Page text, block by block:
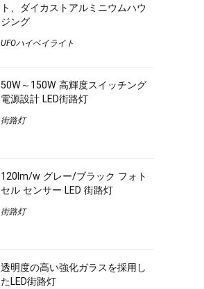
ト、ダイカストアルミニウムハウ
ジング
UFOハイベイライト
50W～150W 高輝度スイッチング
電源設計 LED街路灯
街路灯
120lm/w グレー/ブラック フォト
セル センサー LED 街路灯
街路灯
透明度の高い強化ガラスを採用し
たLED街路灯